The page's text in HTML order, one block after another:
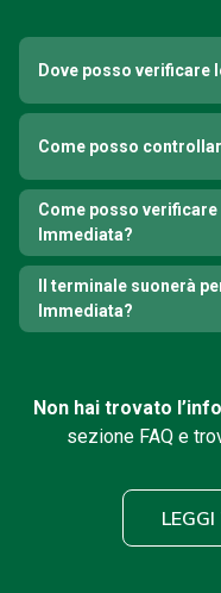
Dove posso verificare
Come posso
Come posso
Immediata?
Il terminale suonerà
Immediata?
Non hai trovato
sezione FAQ e